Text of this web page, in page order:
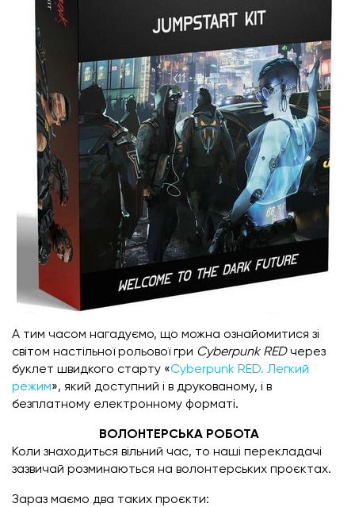
А тим часом нагадуємо, що можна ознайомитися зі
світом настільної рольової гри Cyberpunk REDчерез
буклет швидкого старту «Cyberpunk RED. Легкий
режим», який доступний і в друкованому, і в
безплатному електронному форматі.
ВОЛОНТЕРСЬКА РОБОТА
Коли знаходиться вільний час, то наші перекладачі
зазвичай розминаються на волонтерських проєктах.
Зараз маємо два таких проєкти: